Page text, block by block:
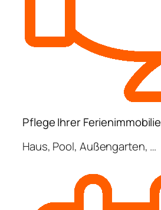
Pflege Ihrer Ferienimmobilie
Haus, Pool, Außengarten, …